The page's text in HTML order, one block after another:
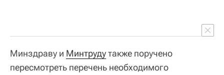
Минздраву и Минтрудутакже поручено
пересмотреть перечень необходимого